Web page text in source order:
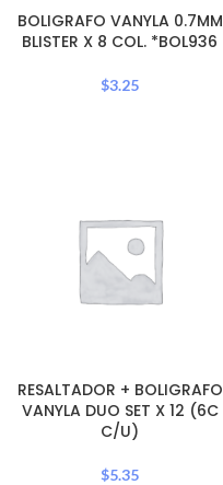
BOLIGRAFO VANYLA 0.7MM
BLISTER X 8 COL. *BOL936
$3.25
RESALTADOR + BOLIGRAFO
VANYLA DUO SET X 12 (6C
C/U)
$5.35